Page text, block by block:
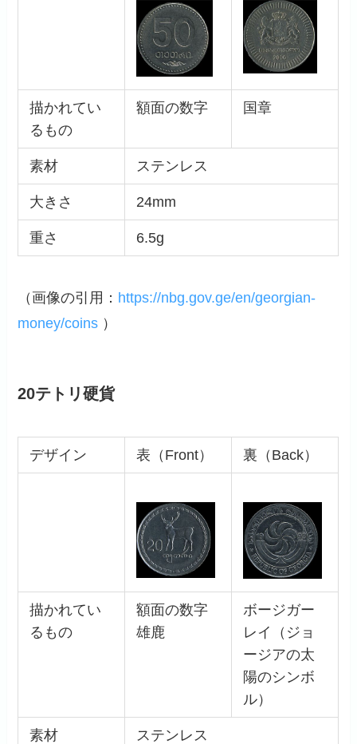
描かれてい
るもの
額面の数字 国章
素材 ステンレス
大きさ 24mm
重さ 6.5g
（画像の引用： https://nbg.gov.ge/en/georgian-
money/coins ）
20テトリ硬貨
デザイン 表（Front） 裏（Back）
描かれてい
るもの
額面の数字
雄鹿
ボージガー
レイ（ジョ
ージアの太
陽のシンボ
ル）
素材 ステンレス